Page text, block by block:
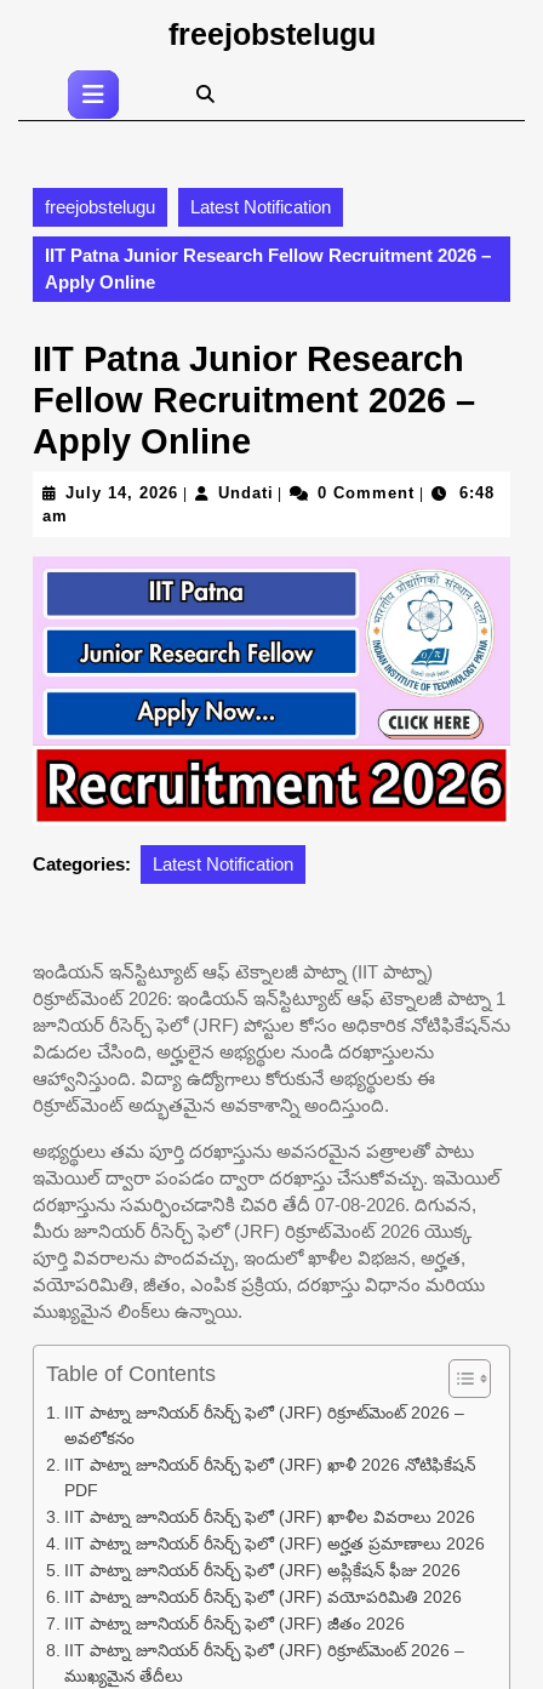
to
freejobstelugu
Open
Button
freejobstelugu Latest Notification
IIT Patna Junior Research Fellow Recruitment 2026 –
Apply Online
IIT Patna Junior Research
Fellow Recruitment 2026 –
Apply Online
July 14, 2026 July Undati Undati0 Comment
6:48
am
Categories: Latest Notification
ఇండియన్ ఇన్‌స్టిట్యూట్ ఆఫ్ టెక్నాలజీ పాట్నా (IIT పాట్నా)
రిక్రూట్‌మెంట్ 2026: ఇండియన్ ఇన్‌స్టిట్యూట్ ఆఫ్ టెక్నాలజీ పాట్నా 1
జూనియర్ రీసెర్చ్ ఫెలో (JRF) పోస్టుల కోసం అధికారిక నోటిఫికేషన్‌ను
విడుదల చేసింది, అర్హులైన అభ్యర్థుల నుండి దరఖాస్తులను
ఆహ్వానిస్తుంది. విద్యా ఉద్యోగాలు కోరుకునే అభ్యర్థులకు ఈ
రిక్రూట్‌మెంట్ అద్భుతమైన అవకాశాన్ని అందిస్తుంది.
అభ్యర్థులు తమ పూర్తి దరఖాస్తును అవసరమైన పత్రాలతో పాటు
ఇమెయిల్ ద్వారా పంపడం ద్వారా దరఖాస్తు చేసుకోవచ్చు. ఇమెయిల్
దరఖాస్తును సమర్పించడానికి చివరి తేదీ 07-08-2026. దిగువన,
మీరు జూనియర్ రీసెర్చ్ ఫెలో (JRF) రిక్రూట్‌మెంట్ 2026 యొక్క
పూర్తి వివరాలను పొందవచ్చు, ఇందులో ఖాళీల విభజన, అర్హత,
వయోపరిమితి, జీతం, ఎంపిక ప్రక్రియ, దరఖాస్తు విధానం మరియు
ముఖ్యమైన లింక్‌లు ఉన్నాయి.
Table of Contents
IIT పాట్నా జూనియర్ రీసెర్చ్ ఫెలో (JRF) రిక్రూట్‌మెంట్ 2026 –
అవలోకనం
IIT పాట్నా జూనియర్ రీసెర్చ్ ఫెలో (JRF) ఖాళీ 2026 నోటిఫికేషన్
PDF
IIT పాట్నా జూనియర్ రీసెర్చ్ ఫెలో (JRF) ఖాళీల వివరాలు 2026
IIT పాట్నా జూనియర్ రీసెర్చ్ ఫెలో (JRF) అర్హత ప్రమాణాలు 2026
IIT పాట్నా జూనియర్ రీసెర్చ్ ఫెలో (JRF) అప్లికేషన్ ఫీజు 2026
IIT పాట్నా జూనియర్ రీసెర్చ్ ఫెలో (JRF) వయోపరిమితి 2026
IIT పాట్నా జూనియర్ రీసెర్చ్ ఫెలో (JRF) జీతం 2026
IIT పాట్నా జూనియర్ రీసెర్చ్ ఫెలో (JRF) రిక్రూట్‌మెంట్ 2026 –
ముఖ్యమైన తేదీలు